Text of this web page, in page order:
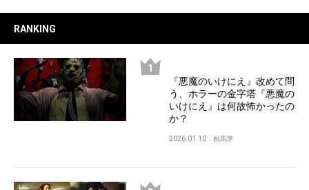
RANKING
『悪魔のいけにえ』改めて問
う、ホラーの金字塔『悪魔の
いけにえ』は何故怖かったの
か？
2026.01.10 相馬学